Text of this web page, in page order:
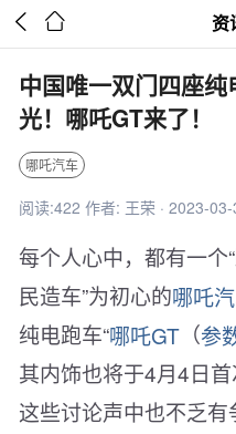
  资
中国唯一双门四座
光！哪吒GT来了！
哪吒汽车
阅读:422 作者: 王荣 · 2023-
每个人心中，都有一个
民造车”为初心的哪吒
纯电跑车“哪吒GT （参
其内饰也将于4月4日首
这些讨论声中也不乏